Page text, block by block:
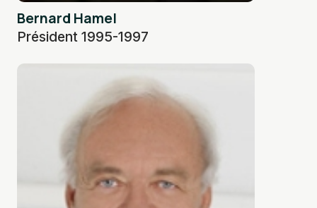
Bernard Hamel
Président 1995-1997